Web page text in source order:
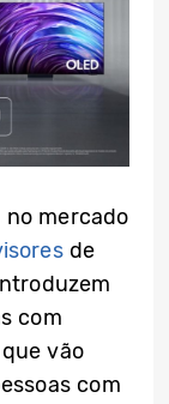
mercado
de
com
vão
com